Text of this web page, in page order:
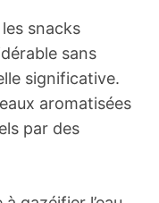
snacks
sans
significative.
aromatisées
par des